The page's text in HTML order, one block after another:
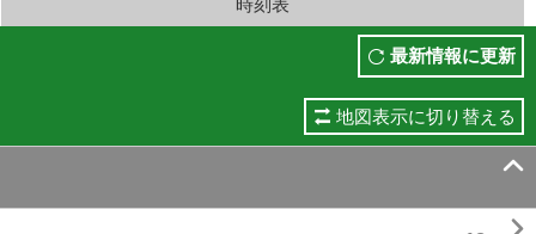
時刻表
最新情報に更新
地図表示に切り替える
